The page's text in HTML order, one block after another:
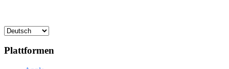
Plattformen